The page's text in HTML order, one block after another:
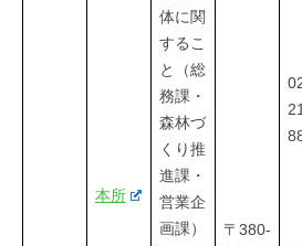
本所
体に関
するこ
と（総
務課・
森林づ
くり推
進課・
営業企
画課）
〒380-